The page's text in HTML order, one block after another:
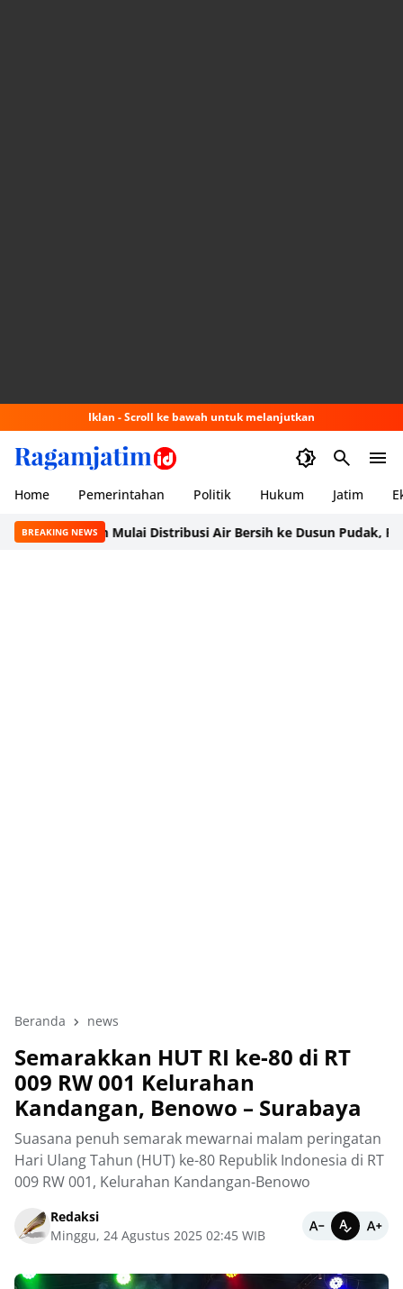
Iklan - Scroll ke bawah untuk melanjutkan
Home Pemerintahan Politik Hukum Jatim
BREAKING NEWS
Pacitan Mulai Distribusi Air Bersih ke Dusun Pudak, Pacitan
Beranda news
Semarakkan HUT RI ke-80 di RT
009 RW 001 Kelurahan
Kandangan, Benowo – Surabaya
Suasana penuh semarak mewarnai malam peringatan
Hari Ulang Tahun (HUT) ke-80 Republik Indonesia di RT
009 RW 001, Kelurahan Kandangan-Benowo
Redaksi
Minggu, 24 Agustus 2025 02:45 WIB